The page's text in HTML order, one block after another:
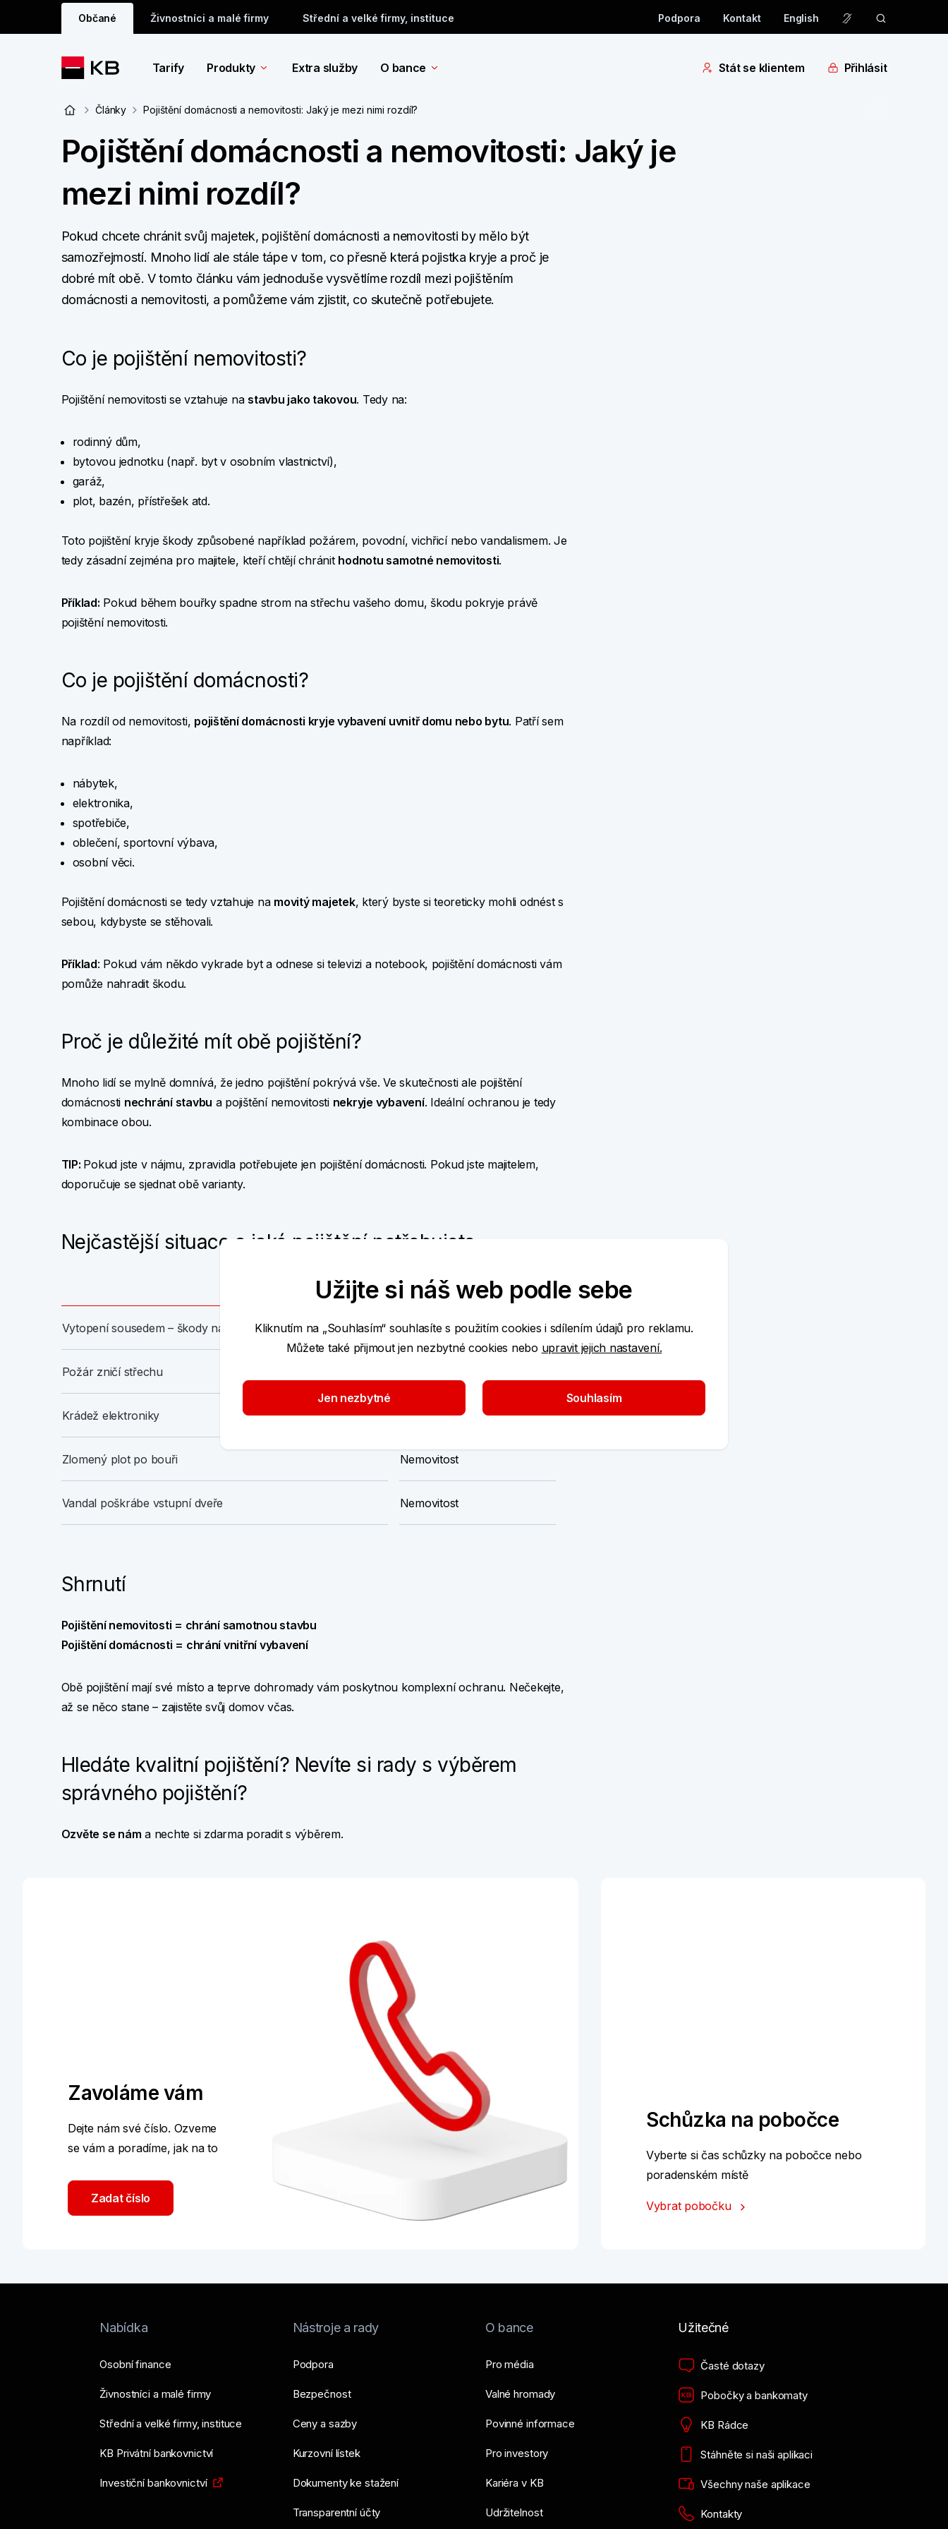
Občané Živnostníci a malé firmy Střední a velké firmy, instituce Podpora Kontakt English
Tarify Produkty Extra služby O bance Stát se klientem Přihlásit
Články Pojištění domácnosti a nemovitosti: Jaký je mezi nimi rozdíl?
Pojištění domácnosti a nemovitosti: Jaký je
mezi nimi rozdíl?
Pokud chcete chránit svůj majetek, pojištění domácnosti a nemovitosti by mělo být
samozřejmostí. Mnoho lidí ale stále tápe v tom, co přesně která pojistka kryje a proč je
dobré mít obě. V tomto článku vám jednoduše vysvětlíme rozdíl mezi pojištěním
domácnosti a nemovitosti, a pomůžeme vám zjistit, co skutečně potřebujete.
Co je pojištění nemovitosti?
Pojištění nemovitosti se vztahuje nastavbu jako takovou. Tedy na:
rodinný dům,
bytovou jednotku (např. byt v osobním vlastnictví),
garáž,
plot, bazén, přístřešek atd.
Toto pojištění kryje škody způsobené například požárem, povodní, vichřicí nebo vandalismem. Je
tedy zásadní zejména pro majitele, kteří chtějí chránit hodnotu samotné nemovitosti.
Příklad: Pokud během bouřky spadne strom na střechu vašeho domu, škodu pokryje právě
pojištění nemovitosti.
Co je pojištění domácnosti?
Na rozdíl od nemovitosti, pojištění domácnosti kryje vybavení uvnitř domu nebo bytu. Patří sem
například:
nábytek,
elektronika,
spotřebiče,
oblečení, sportovní výbava,
osobní věci.
Pojištění domácnosti se tedy vztahuje na movitý majetek, který byste si teoreticky mohli odnést s
sebou, kdybyste se stěhovali.
Příklad: Pokud vám někdo vykrade byt a odnese si televizi a notebook, pojištění domácnosti vám
pomůže nahradit škodu.
Proč je důležité mít obě pojištění?
Mnoho lidí se mylně domnívá, že jedno pojištění pokrývá vše. Ve skutečnosti ale pojištění
domácnosti nechrání stavbu a pojištění nemovitosti nekryje vybavení. Ideální ochranou je tedy
kombinace obou.
TIP: Pokud jste v nájmu, zpravidla potřebujete jen pojištění domácnosti. Pokud jste majitelem,
doporučuje se sjednat obě varianty.
Nejčastější situace a jaké pojištění potřebujete
Potřebné pojištění
Vytopení sousedem – škody na nábytku Domácnost
Požár zničí střechu
Krádež elektroniky Domácnost
Zlomený plot po bouři Nemovitost
Vandal poškrábe vstupní dveře Nemovitost
Shrnutí
Pojištění nemovitosti = chrání samotnou stavbu
Pojištění domácnosti = chrání vnitřní vybavení
Obě pojištění mají své místo a teprve dohromady vám poskytnou komplexní ochranu. Nečekejte,
až se něco stane – zajistěte svůj domov včas.
Hledáte kvalitní pojištění? Nevíte si rady s výběrem
správného pojištění?
Ozvěte se nám a nechte si zdarma poradit s výběrem.
Zavoláme vám
Dejte nám své číslo. Ozveme
se vám a poradíme, jak na to
Zadat číslo
Schůzka na pobočce
Vyberte si čas schůzky na pobočce nebo
poradenském místě
Vybrat pobočku
Nabídka
Osobní finance
Živnostníci a malé firmy
Střední a velké firmy, instituce
KB Privátní bankovnictví
Investiční bankovnictví
Nástroje a rady
Podpora
Bezpečnost
Ceny a sazby
Kurzovní lístek
Dokumenty ke stažení
Transparentní účty
O bance
Pro média
Valné hromady
Povinné informace
Pro investory
Kariéra v KB
Udržitelnost
Užitečné
Časté dotazy
Pobočky a bankomaty
KB Rádce
Stáhněte si naši aplikaci
Všechny naše aplikace
Kontakty
Užijte si náš web podle sebe
Kliknutím na „Souhlasím“ souhlasíte s použitím cookies i sdílením údajů pro reklamu.
Můžete také přijmout jen nezbytné cookies nebo upravit jejich nastavení.
Jen nezbytné Souhlasím